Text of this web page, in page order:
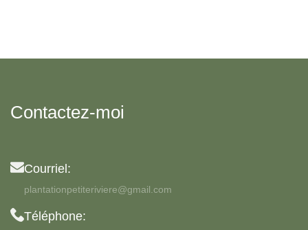
Contactez-moi
Courriel:
plantationpetiteriviere@gmail.com
Téléphone: